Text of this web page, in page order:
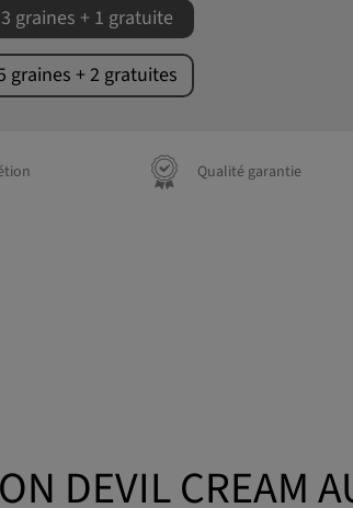
3 graines + 1 gratuite
graines + 2 gratuites
Qualité garantie
DEVIL CREAM